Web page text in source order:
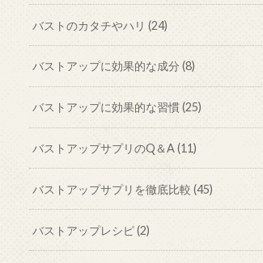
バストのカタチやハリ(24)
バストアップに効果的な成分(8)
バストアップに効果的な習慣(25)
バストアップサプリのQ＆A(11)
バストアップサプリを徹底比較(45)
バストアップレシピ(2)